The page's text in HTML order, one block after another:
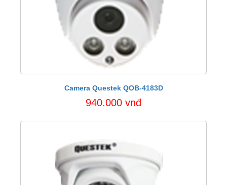
Camera Questek QOB-4183D
940.000 vnđ